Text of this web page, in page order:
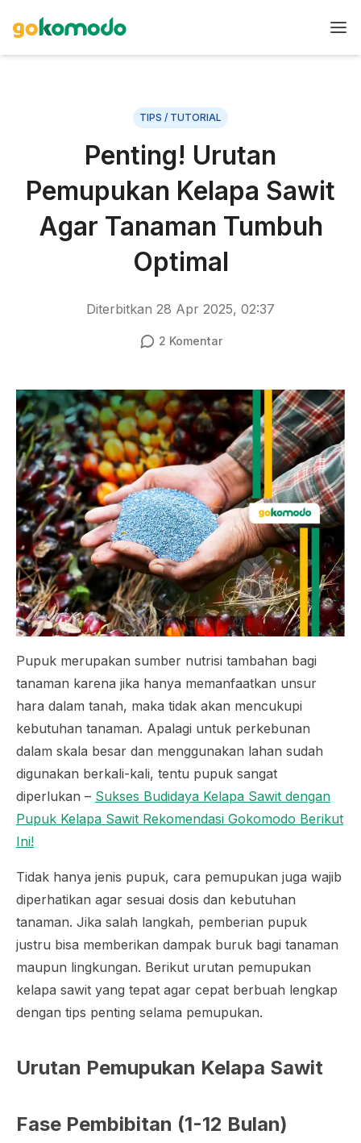
TIPS / TUTORIAL
Penting! Urutan
Pemupukan Kelapa Sawit
Agar Tanaman Tumbuh
Optimal
Diterbitkan 28 Apr 2025, 02:37
2 Komentar
Pupuk merupakan sumber nutrisi tambahan bagi
tanaman karena jika hanya memanfaatkan unsur
hara dalam tanah, maka tidak akan mencukupi
kebutuhan tanaman. Apalagi untuk perkebunan
dalam skala besar dan menggunakan lahan sudah
digunakan berkali-kali, tentu pupuk sangat
diperlukan – Sukses Budidaya Kelapa Sawit dengan
Pupuk Kelapa Sawit Rekomendasi Gokomodo Berikut
Ini!
Tidak hanya jenis pupuk, cara pemupukan juga wajib
diperhatikan agar sesuai dosis dan kebutuhan
tanaman. Jika salah langkah, pemberian pupuk
justru bisa memberikan dampak buruk bagi tanaman
maupun lingkungan. Berikut urutan pemupukan
kelapa sawit yang tepat agar cepat berbuah lengkap
dengan tips penting selama pemupukan.
Urutan Pemupukan Kelapa Sawit
Fase Pembibitan (1-12 Bulan)